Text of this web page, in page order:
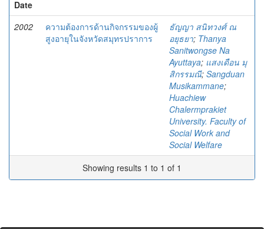
Date
2002
ความต้องการด้านกิจกรรมของผู้
สูงอายุในจังหวัดสมุทรปราการ
ธัญญา สนิทวงศ์ ณ
อยุธยา; Thanya
Sanitwongse Na
Ayuttaya; แสงเดือน มุ
สิกรรมณี; Sangduan
Musikammane;
Huachiew
Chalermprakiet
University. Faculty of
Social Work and
Social Welfare
Showing results 1 to 1 of 1